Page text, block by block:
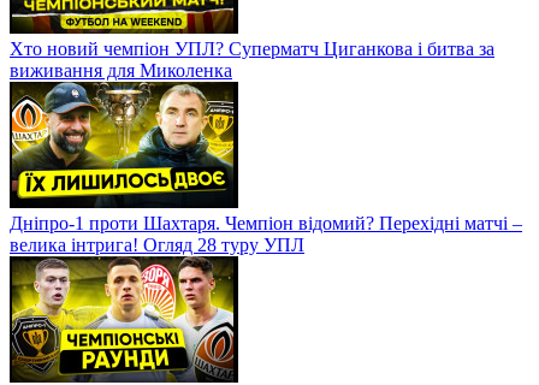
Хто новий чемпіон УПЛ? Суперматч Циганкова і битва за
виживання для Миколенка
Дніпро-1 проти Шахтаря. Чемпіон відомий? Перехідні матчі –
велика інтрига! Огляд 28 туру УПЛ